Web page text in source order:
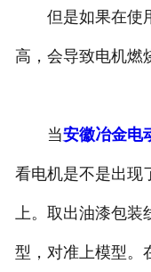
但是如果在使用
高，会导致电机燃
当安徽冶金电
看电机是不是出现
上。取出油漆包装
型，对准上模型。